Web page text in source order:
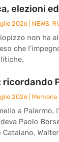
elezioni
2026 NEWS,
non ha
che
2026
a
Paolo